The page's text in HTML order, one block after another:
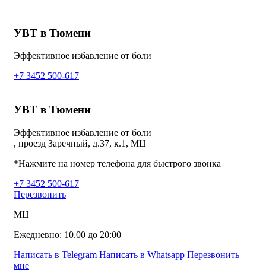
УВТ в Тюмени
Эффективное избавление от боли
+7 3452 500-617
УВТ в Тюмени
Эффективное избавление от боли
, проезд Заречный, д.37, к.1, МЦ
*Нажмите на номер телефона для быстрого звонка
+7 3452 500-617
Перезвонить
МЦ
Ежедневно: 10.00 до 20:00
Написать в Telegram Написать в Whatsapp Перезвонить
мне